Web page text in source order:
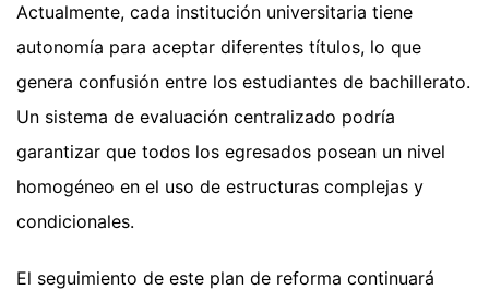
Actualmente, cada institución universitaria tiene
autonomía para aceptar diferentes títulos, lo que
genera confusión entre los estudiantes de bachillerato.
Un sistema de evaluación centralizado podría
garantizar que todos los egresados posean un nivel
homogéneo en el uso de estructuras complejas y
condicionales.
El seguimiento de este plan de reforma continuará